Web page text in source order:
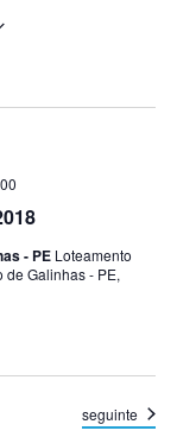
- PE Loteamento
de Galinhas - PE,
Eventos
seguinte